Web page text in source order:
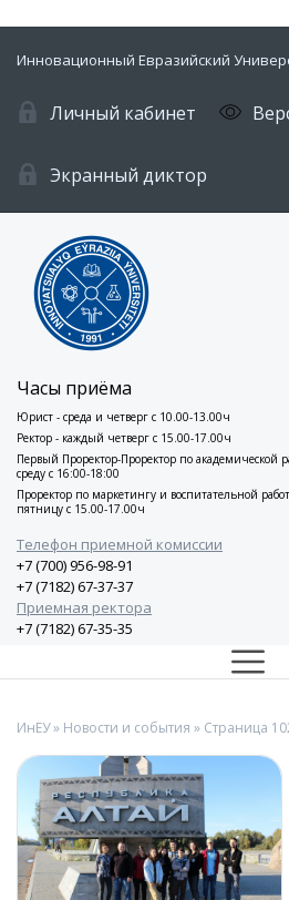
Инновационный Евразийский
Личный кабинет
Экранный диктор
Часы приёма
Юрист - среда и четверг с 10.00-13.00ч
Ректор - каждый четверг с 15.00-17.00ч
Первый Проректор-Проректор по академической
среду с 16:00-18:00
Проректор по маркетингу и воспитательной
пятницу с 15.00-17.00ч
Телефон приемной комиссии
+7 (700) 956-98-91
+7 (7182) 67-37-37
Приемная ректора
+7 (7182) 67-35-35
ИнЕУ» Новости и события » Страница